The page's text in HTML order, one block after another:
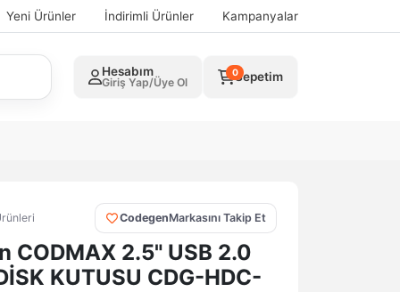
Yeni Ürünler İndirimli Ürünler Kampanyalar
Hesabım
Giriş Yap/Üye Ol Sepetim
0
CodegenMarkasını Takip Et
CODMAX 2.5" USB 2.0
KUTUSU CDG-HDC-